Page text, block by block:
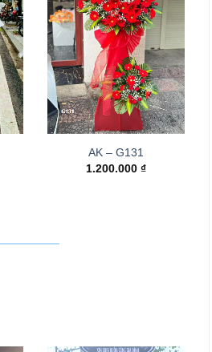
AK – G131
1.200.000 ₫